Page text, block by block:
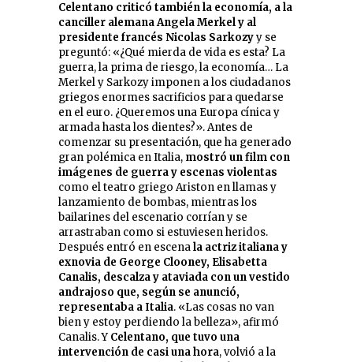
Celentano criticó también la economía, a la
canciller alemana Angela Merkel y al
presidente francés Nicolas Sarkozyy se
preguntó: «¿Qué mierda de vida es esta? La
guerra, la prima de riesgo, la economía… La
Merkel y Sarkozy imponen a los ciudadanos
griegos enormes sacrificios para quedarse
en el euro. ¿Queremos una Europa cínica y
armada hasta los dientes?». Antes de
comenzar su presentación, que ha generado
gran polémica en Italia, mostró un film con
imágenes de guerra y escenas violentas
como el teatro griego Ariston en llamas y
lanzamiento de bombas, mientras los
bailarines del escenario corrían y se
arrastraban como si estuviesen heridos.
Después entró en escenala actriz italiana y
exnovia de George Clooney, Elisabetta
Canalis, descalza y ataviada con un vestido
andrajoso que, según se anunció,
representaba a Italia. «Las cosas no van
bien y estoy perdiendo la belleza», afirmó
Canalis. YCelentano, que tuvo una
intervención de casi una hora, volvió a la